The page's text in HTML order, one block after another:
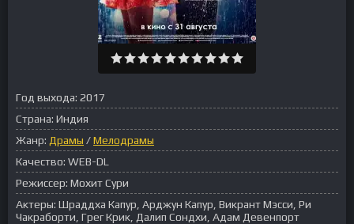
Год выхода: 2017
Страна: Индия
Жанр: Драмы /Мелодрамы
Качество: WEB-DL
Режиссер: Мохит Сури
Актеры: Шраддха Капур, Арджун Капур, Викрант Мэсси, Ри
Чакраборти, Грег Крик, Далип Сондхи, Адам Девенпорт